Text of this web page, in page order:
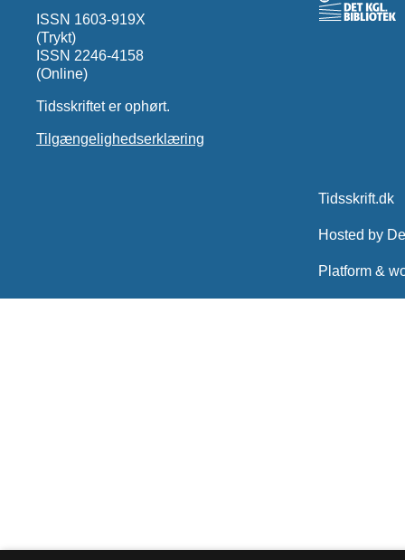
ISSN 1603-919X
(Trykt)
ISSN 2246-4158
(Online)
Tidsskriftet er ophørt.
Tilgængelighedserklæring